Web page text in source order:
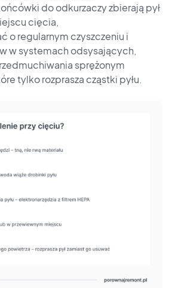
do odkurzaczy zbierają pył
cięcia,
o regularnym czyszczeniu i
w systemach odsysających,
sprężonym
tylko rozprasza cząstki pyłu.